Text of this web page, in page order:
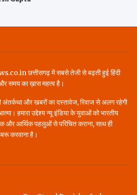
छत्तीसगढ़ में सबसे तेजी से बढ़ती हुई हिंदी
समय का ख़ास महत्व है।
और खबरों का दस्तावेज, रिवाज से अलग रहेगी
हमारा उद्देश्य न्यू इंडिया के युवाओं को भारतीय
और आर्थिक पहलुओं से परिचित कराना, साथ ही
करवाना है।